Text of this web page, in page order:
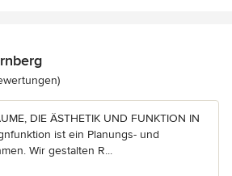
5 von 5 Sternen
DIE ÄSTHETIK UND FUNKTION IN
ist ein Planungs- und
Wir gestalten R...